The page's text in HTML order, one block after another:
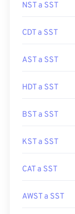
NST a SST
CDT a SST
AST a SST
HDT a SST
BST a SST
KST a SST
CAT a SST
AWST a SST